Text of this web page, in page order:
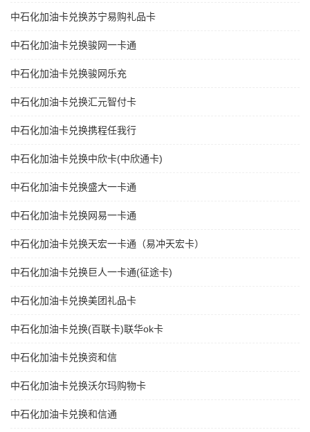
中石化加油卡兑换苏宁易购礼品卡
中石化加油卡兑换骏网一卡通
中石化加油卡兑换骏网乐充
中石化加油卡兑换汇元智付卡
中石化加油卡兑换携程任我行
中石化加油卡兑换中欣卡(中欣通卡)
中石化加油卡兑换盛大一卡通
中石化加油卡兑换网易一卡通
中石化加油卡兑换天宏一卡通（易冲天宏卡）
中石化加油卡兑换巨人一卡通(征途卡)
中石化加油卡兑换美团礼品卡
中石化加油卡兑换(百联卡)联华ok卡
中石化加油卡兑换资和信
中石化加油卡兑换沃尔玛购物卡
中石化加油卡兑换和信通